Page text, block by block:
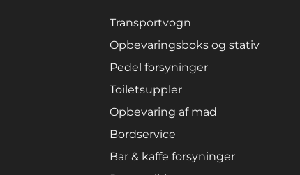
Transportvogn
Opbevaringsboks og stativ
Pedel forsyninger
Toiletsuppler
Opbevaring af mad
Bordservice
Bar & kaffe forsyninger